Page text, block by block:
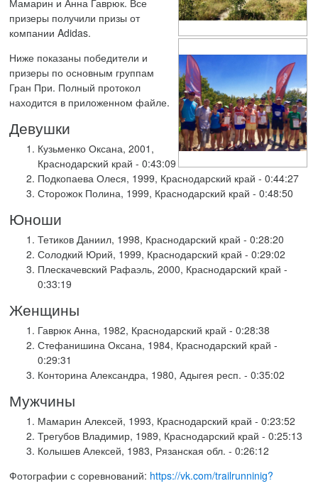
Мамарин и Анна Гаврюк. Все
призеры получили призы от
компании Adidas.
Ниже показаны победители и
призеры по основным группам
Гран При. Полный протокол
находится в приложенном файле.
Девушки
Кузьменко Оксана, 2001,
Краснодарский край - 0:43:09
Подкопаева Олеся, 1999, Краснодарский край - 0:44:27
Сторожок Полина, 1999, Краснодарский край - 0:48:50
Юноши
Тетиков Даниил, 1998, Краснодарский край - 0:28:20
Солодкий Юрий, 1999, Краснодарский край - 0:29:02
Плескачевский Рафаэль, 2000, Краснодарский край -
0:33:19
Женщины
Гаврюк Анна, 1982, Краснодарский край - 0:28:38
Стефанишина Оксана, 1984, Краснодарский край -
0:29:31
Конторина Александра, 1980, Адыгея респ. - 0:35:02
Мужчины
Мамарин Алексей, 1993, Краснодарский край - 0:23:52
Трегубов Владимир, 1989, Краснодарский край - 0:25:13
Колышев Алексей, 1983, Рязанская обл. - 0:26:12
Фотографии с соревнований: https://vk.com/trailrunninig?